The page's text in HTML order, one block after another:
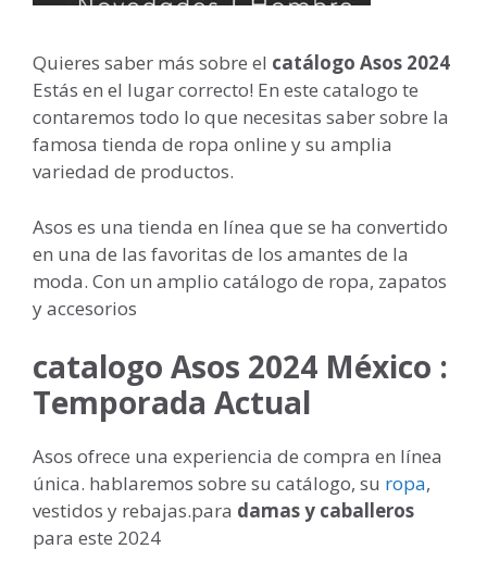
Quieres saber más sobre el catálogo Asos 2024
Estás en el lugar correcto! En este catalogo te
contaremos todo lo que necesitas saber sobre la
famosa tienda de ropa online y su amplia
variedad de productos.
Asos es una tienda en línea que se ha convertido
en una de las favoritas de los amantes de la
moda. Con un amplio catálogo de ropa, zapatos
y accesorios
catalogo Asos 2024 México :
Temporada Actual
Asos ofrece una experiencia de compra en línea
única. hablaremos sobre su catálogo, su ropa,
vestidos y rebajas.para damas y caballeros
para este 2024